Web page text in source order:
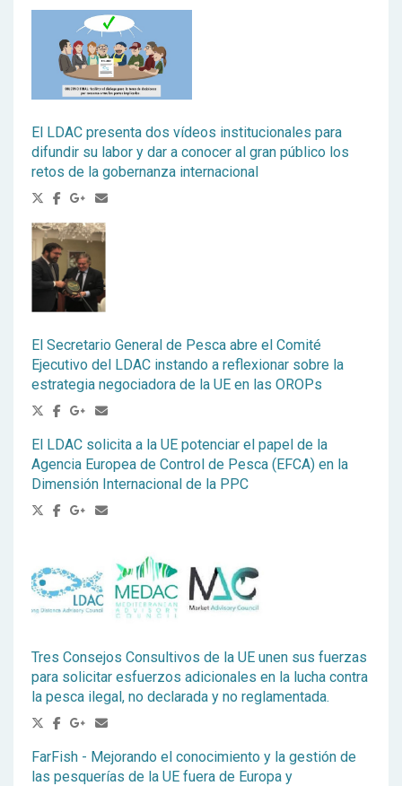
El LDAC presenta dos vídeos institucionales para
difundir su labor y dar a conocer al gran público los
retos de la gobernanza internacional
El Secretario General de Pesca abre el Comité
Ejecutivo del LDAC instando a reflexionar sobre la
estrategia negociadora de la UE en las OROPs
El LDAC solicita a la UE potenciar el papel de la
Agencia Europea de Control de Pesca (EFCA) en la
Dimensión Internacional de la PPC
Tres Consejos Consultivos de la UE unen sus fuerzas
para solicitar esfuerzos adicionales en la lucha contra
la pesca ilegal, no declarada y no reglamentada.
FarFish - Mejorando el conocimiento y la gestión de
las pesquerías de la UE fuera de Europa y